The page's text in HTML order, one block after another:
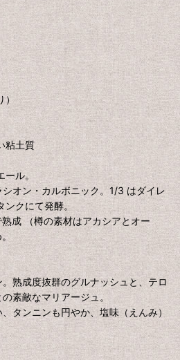
粘土質
ール。
オン・カルボニック。1/3 はダイレ
クにて発酵。
成 （樽の素材はアカシアとオー
熟成度抜群のグルナッシュと、テロ
素敵なマリアージュ。
タンニンも円やか、塩味（えんみ）